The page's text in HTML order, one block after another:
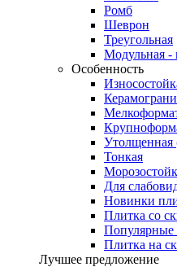
Ромб
Шеврон
Треугольная
Модульная -
Особенность
Утолщенная
Тонкая
Для
Новинки
Плитка со
Популярные
Плитка на
Лучшее предложение